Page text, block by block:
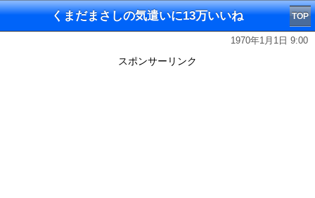
くまだまさしの気遣いに13万いいね TOP
1970年1月1日 9:00
スポンサーリンク